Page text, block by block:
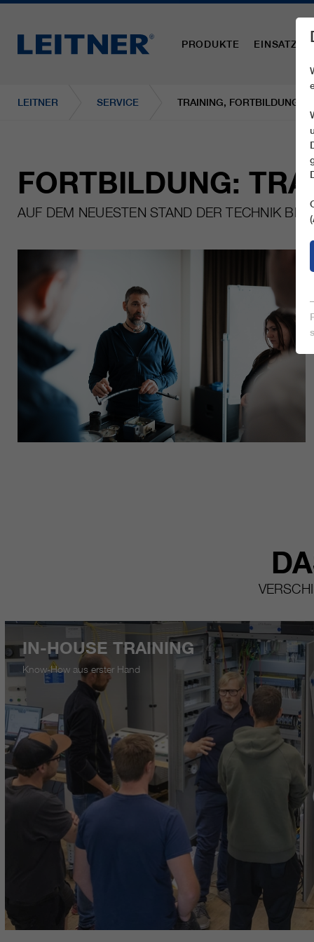
PRODUKTE
LEITNER SERVICE TRAINING, FORTBILDUNG
FORTBILDUNG:
AUF DEM NEUESTEN STAND DER TECHNIK
IN-HOUSE TRAINING
Know-How aus erster Hand